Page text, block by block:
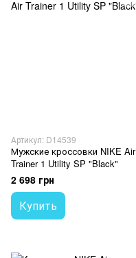
Артикул: D14539
Мужские кроссовки NIKE Air
Trainer 1 Utility SP "Black"
2 698 грн
Купить